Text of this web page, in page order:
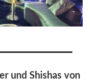
und Shishas von